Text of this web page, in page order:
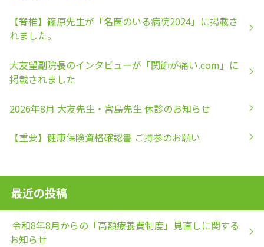
【脊椎】篠原先生が「名医のいる病院2024」に掲載さ
れました。
大友望副院長のインタビューが「関節が痛い.com」に
掲載されました
2026年8月 大友先生・宮島先生 休診のお知らせ
【重要】健康保険資格確認書 ご持参のお願い
最近の投稿
令和8年8月からの「高額療養費制度」見直しに関する
お知らせ